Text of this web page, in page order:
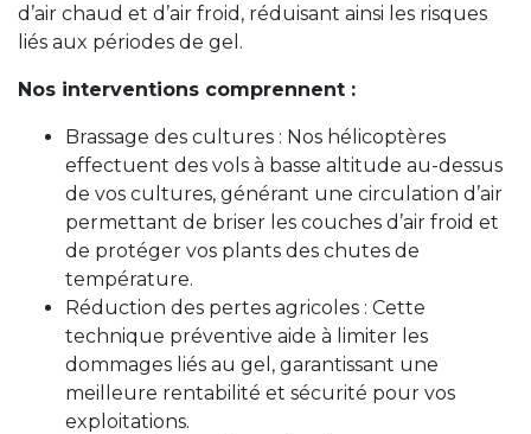
d’air chaud et d’air froid, réduisant ainsi les risques
liés aux périodes de gel.
Nos interventions comprennent :
Brassage des cultures : Nos hélicoptères
effectuent des vols à basse altitude au-dessus
de vos cultures, générant une circulation d’air
permettant de briser les couches d’air froid et
de protéger vos plants des chutes de
température.
Réduction des pertes agricoles : Cette
technique préventive aide à limiter les
dommages liés au gel, garantissant une
meilleure rentabilité et sécurité pour vos
exploitations.